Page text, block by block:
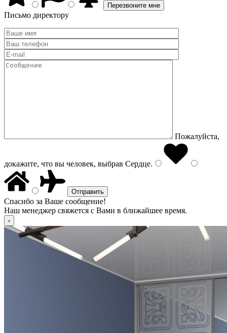
Письмо директору
Пожалуйста,
докажите, что вы человек, выбрав Сердце.
Спасибо за Ваше сообщение!
Наш менеджер свяжется с Вами в ближайшее время.